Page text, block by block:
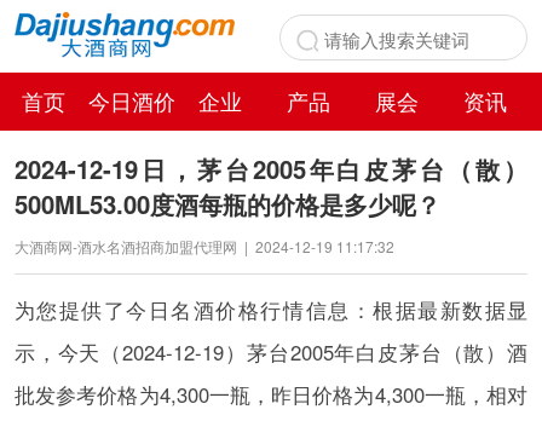
首页 今日酒价 企业 产品 展会
资讯
百科
2024-12-19日，茅台2005年白皮茅台（散）
500ML53.00度酒每瓶的价格是多少呢？
大酒商网-酒水名酒招商加盟代理网 | 2024-12-19 11:17:32
为您提供了今日名酒价格行情信息：根据最新数据显
示，今天（2024-12-19）茅台2005年白皮茅台（散）酒
批发参考价格为4,300一瓶，昨日价格为4,300一瓶，相对